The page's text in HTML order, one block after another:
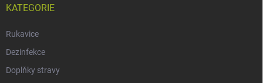
KATEGORIE
Rukavice
Dezinfekce
Doplňky stravy